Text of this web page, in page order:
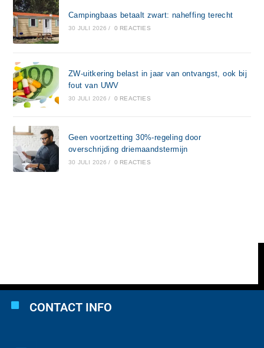
Campingbaas betaalt zwart: naheffing terecht
30 JULI 2026 / 0 REACTIES
ZW-uitkering belast in jaar van ontvangst, ook bij
fout van UWV
30 JULI 2026 / 0 REACTIES
Geen voortzetting 30%-regeling door
overschrijding driemaandstermijn
30 JULI 2026 / 0 REACTIES
CONTACT INFO